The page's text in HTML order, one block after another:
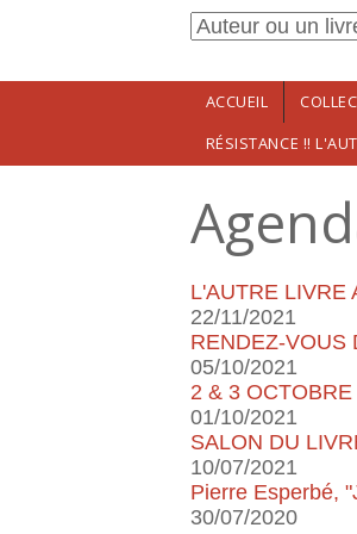
Aller au contenu principal
ACCUEIL
RÉSISTANCE !!
L'AUTRE LIVRE
22/11/2021
RENDEZ-VOUS
05/10/2021
2 & 3
01/10/2021
SALON DU
10/07/2021
Pierre Esperbé,
30/07/2020